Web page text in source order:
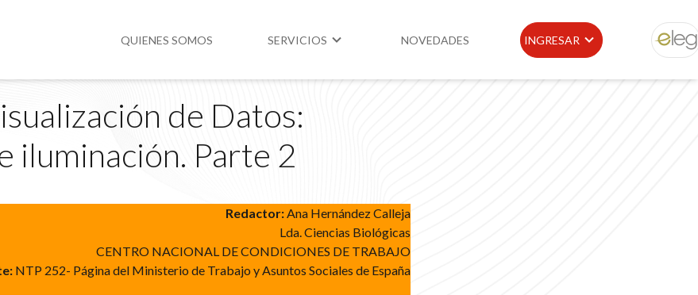
QUIENES SOMOS SERVICIOS
Higiene y Seguridad
Medio Ambiente
NOVEDADES INGRESAR ELEG
de Datos:
iluminación. Parte 2
Redactor:Ana Hernández Calleja
Lda. Ciencias Biológicas
CENTRO NACIONAL DE CONDICIONES DE TRABAJO
NTP 252- Página del Ministerio de Trabajo y Asuntos Sociales de España